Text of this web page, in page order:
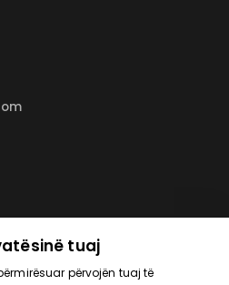
tuaj
përvojën tuaj të